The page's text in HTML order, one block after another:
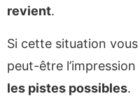
revient.
Si cette situation
peut-être l’impression
les pistes possibles.